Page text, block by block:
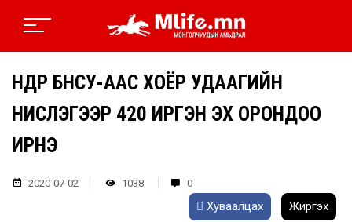
ӨНӨӨДӨР БНСУ-ААС ХОЁР УДААГИЙН
НИСЛЭГЭЭР 420 ИРГЭН ЭХ ОРОНДОО
ИРНЭ
2020-07-02 1038 0
Хуваалцах Жиргэх